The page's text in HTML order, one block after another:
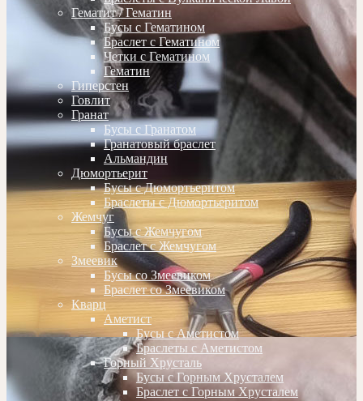
Гематит / Гематин
Бусы с Гематином
Браслет с Гематином
Четки с Гематином
Гематин
Гиперстен
Говлит
Гранат
Бусы с Гранатом
Гранатовый браслет
Альмандин
Дюмортьерит
Бусы с Дюмортьеритом
Браслеты с Дюмортьеритом
Жемчуг
Бусы с Жемчугом
Браслет с Жемчугом
Змеевик
Бусы со Змеевиком
Браслет со Змеевиком
Кварц
Аметист
Бусы с Аметистом
Браслеты с Аметистом
Горный Хрусталь
Бусы с Горным Хрусталем
Браслет с Горным Хрусталем